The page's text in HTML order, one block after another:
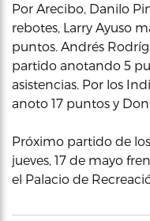
Por Arecibo, Danilo
rebotes, Larry Ayuso
puntos. Andrés
partido anotando 5
asistencias. Por los
anoto 17 puntos y
Próximo partido de
jueves, 17 de mayo
el Palacio de